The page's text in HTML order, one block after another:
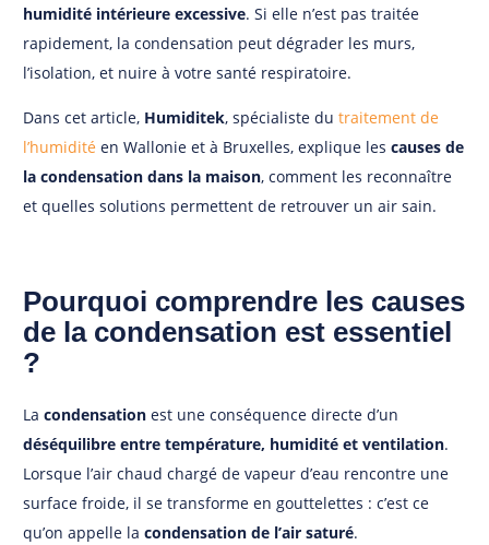
humidité intérieure excessive. Si elle n’est pas traitée
rapidement, la condensation peut dégrader les murs,
l’isolation, et nuire à votre santé respiratoire.
Dans cet article, Humiditek, spécialiste du traitement de
l’humidité en Wallonie et à Bruxelles, explique les causes de
la condensation dans la maison, comment les reconnaître
et quelles solutions permettent de retrouver un air sain.
Pourquoi comprendre les causes
de la condensation est essentiel
?
La condensation est une conséquence directe d’un
déséquilibre entre température, humidité et ventilation.
Lorsque l’air chaud chargé de vapeur d’eau rencontre une
surface froide, il se transforme en gouttelettes : c’est ce
qu’on appelle la condensation de l’air saturé.